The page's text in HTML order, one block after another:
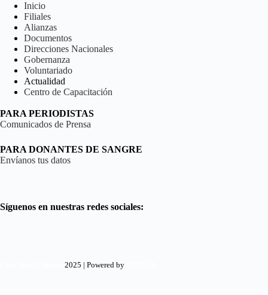
Inicio
Filiales
Alianzas
Documentos
Direcciones Nacionales
Gobernanza
Voluntariado
Actualidad
Centro de Capacitación
PARA PERIODISTAS
Comunicados de Prensa
PARA DONANTES DE SANGRE
Envíanos tus datos
Síguenos en nuestras redes sociales:
2025 | Powered by